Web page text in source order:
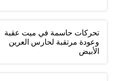
تحركات حاسمة في ميت عقبة
وعودة مرتقبة لحارس العرين
الأبيض